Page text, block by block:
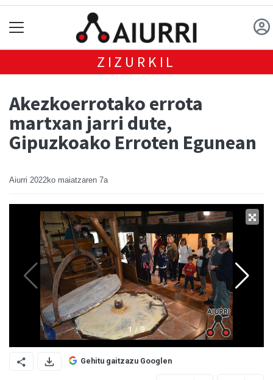
ZIZURKIL
Akezkoerrotako errota
martxan jarri dute,
Gipuzkoako Erroten Egunean
Aiurri 2022ko maiatzaren 7a
Gehitu gaitzazu Googlen